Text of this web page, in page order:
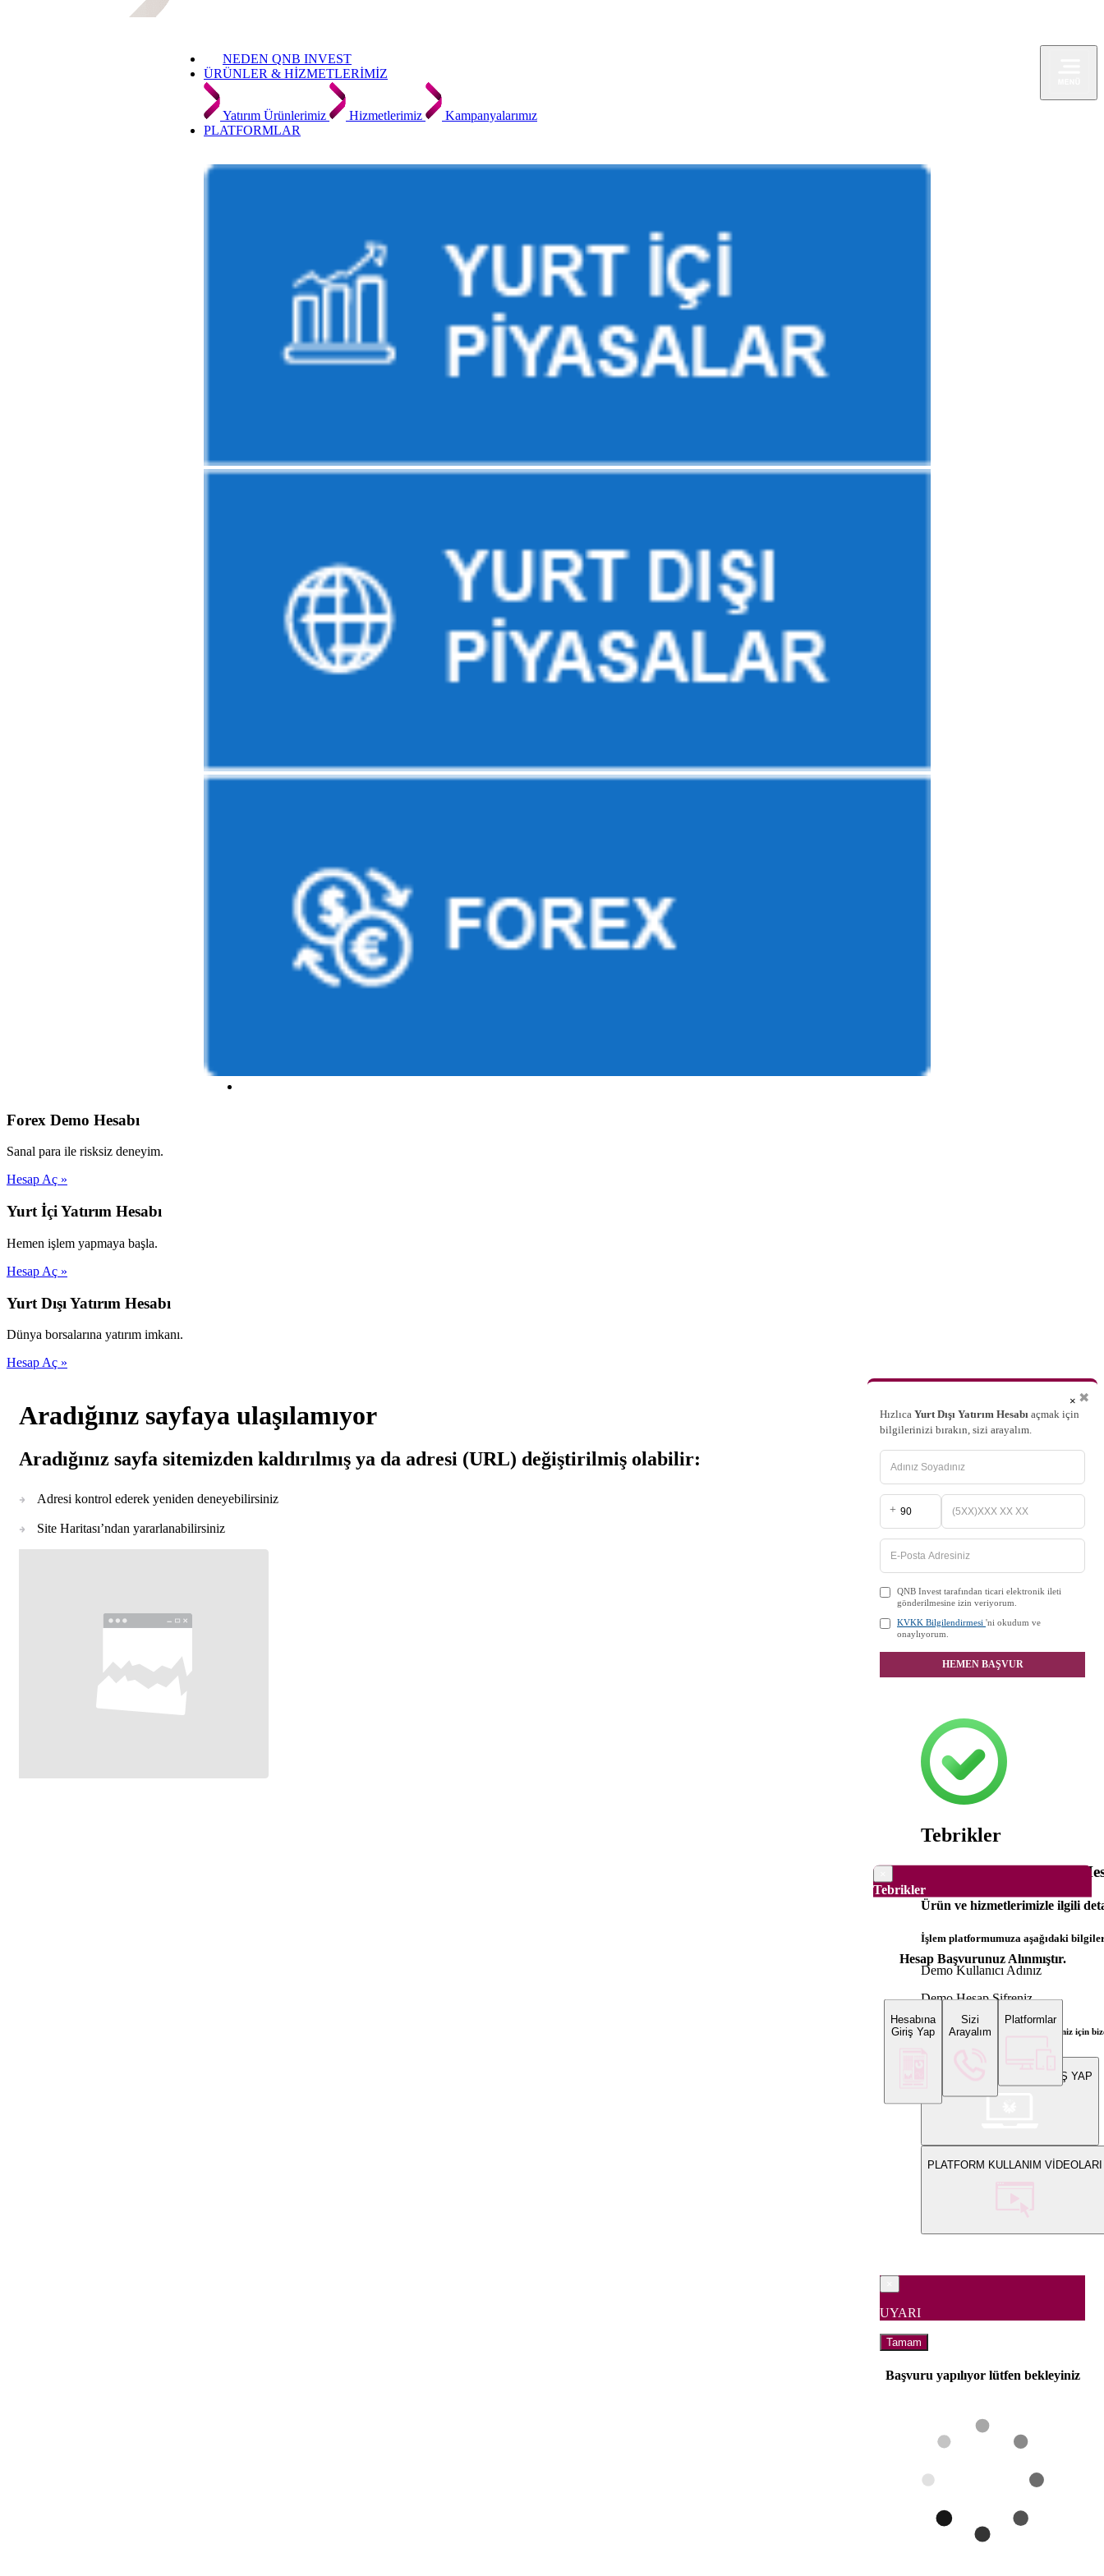
NEDEN QNB INVEST
ÜRÜNLER & HİZMETLERİMİZ
Yatırım Ürünlerimiz Hizmetlerimiz
Kampanyalarımız
PLATFORMLAR
Forex Demo Hesabı
Sanal para ile risksiz deneyim.
Hesap Aç »
Yurt İçi Yatırım Hesabı
Hemen işlem yapmaya başla.
Hesap Aç »
Yurt Dışı Yatırım Hesabı
Dünya borsalarına yatırım imkanı.
Hesap Aç »
Aradığınız sayfaya ulaşılamıyor
Aradığınız sayfa sitemizden kaldırılmış ya da adresi (URL) değiştirilmiş olabilir:
Adresi kontrol ederek yeniden deneyebilirsiniz
Site Haritası’ndan yararlanabilirsiniz
✖
Hızlıca Yurt Dışı Yatırım Hesabı açmak için
bilgilerinizi bırakın, sizi arayalım.
+
QNB Invest tarafından ticari elektronik ileti
gönderilmesine izin veriyorum.
KVKK Bilgilendirmesi 'ni okudum ve
onaylıyorum.
HEMEN BAŞVUR
Tebrikler
Hesap Başvurunuz Alınmıştır.
Hesabına
Giriş Yap
Sizi
Arayalım
Platformlar
×
Tebrikler
Dünya Borsaları Demo
Ürün ve hizmetlerimizle ilgili
İşlem platformumuza aşağıdaki
Demo Kullanıcı Adınız
Demo Hesap Şifreniz
Bilgi ve gerçek hesap açılış talepleriniz için
WEB PLATFORMUNA GİRİŞ YAP
PLATFORM KULLANIM VİDEOLARI
UYARI
Tamam
Başvuru yapılıyor lütfen bekleyiniz